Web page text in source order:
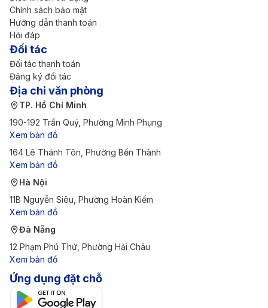
Chính sách bảo mật
Hướng dẫn thanh toán
Hỏi đáp
Đối tác
Đối tác thanh toán
Đăng ký đối tác
Địa chỉ văn phòng
TP. Hồ Chí Minh
190-192 Trần Quý, Phường Minh Phụng
Xem bản đồ
164 Lê Thánh Tôn, Phường Bến Thành
Xem bản đồ
Hà Nội
11B Nguyễn Siêu, Phường Hoàn Kiếm
Xem bản đồ
Đà Nẵng
12 Phạm Phú Thứ, Phường Hải Châu
Xem bản đồ
Ứng dụng đặt chỗ